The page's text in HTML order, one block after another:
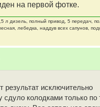
на первой фотке.
л дизель, полный привод, 5 передач,
лебедка, наддув всех сапунов,
результат исключительно
колодками только по